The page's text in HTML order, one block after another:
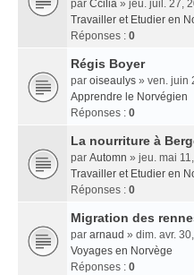
par Ccilia » jeu. juil. 27,
Travailler et Etudier en
Réponses : 0
Régis Boyer
par oiseaulys » ven. juin
Apprendre le Norvégien
Réponses : 0
La nourriture à
par Automn » jeu. mai
Travailler et Etudier en
Réponses : 0
Migration des
par arnaud » dim. avr.
Voyages en Norvège
Réponses : 0